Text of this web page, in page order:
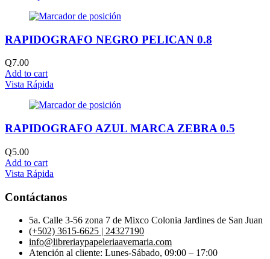
RAPIDOGRAFO NEGRO PELICAN 0.8
Q7.00
Add to cart
Vista Rápida
RAPIDOGRAFO AZUL MARCA ZEBRA 0.5
Q5.00
Add to cart
Vista Rápida
Contáctanos
5a. Calle 3-56 zona 7 de Mixco Colonia Jardines de San Juan
(+502) 3615-6625 | 24327190
info@libreriaypapeleriaavemaria.com
Atención al cliente: Lunes-Sábado, 09:00 – 17:00